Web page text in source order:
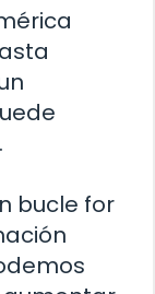
bucle for